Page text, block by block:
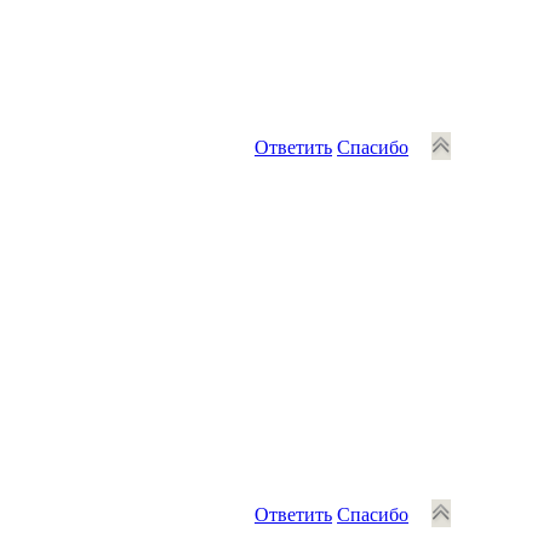
Ответить Спасибо
Ответить Спасибо